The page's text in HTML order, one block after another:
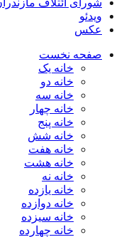
شورای ائتلاف
ویدئو
عکس
صفحه نخست
خانه یک
خانه دو
خانه سه
خانه چهار
خانه پنج
خانه شش
خانه هفت
خانه هشت
خانه نه
خانه یازده
خانه دوازده
خانه سیزده
خانه چهارده